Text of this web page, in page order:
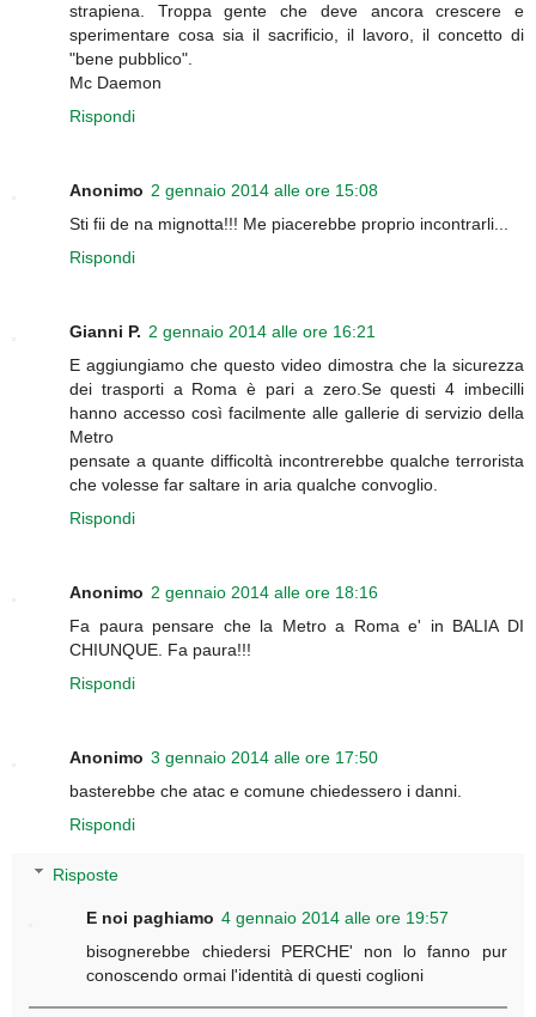
strapiena. Troppa gente che deve ancora crescere e
sperimentare cosa sia il sacrificio, il lavoro, il concetto di
"bene pubblico".
Mc Daemon
Rispondi
Anonimo 2 gennaio 2014 alle ore 15:08
Sti fii de na mignotta!!! Me piacerebbe proprio incontrarli...
Rispondi
Gianni P. 2 gennaio 2014 alle ore 16:21
E aggiungiamo che questo video dimostra che la sicurezza
dei trasporti a Roma è pari a zero.Se questi 4 imbecilli
hanno accesso così facilmente alle gallerie di servizio della
Metro
pensate a quante difficoltà incontrerebbe qualche terrorista
che volesse far saltare in aria qualche convoglio.
Rispondi
Anonimo 2 gennaio 2014 alle ore 18:16
Fa paura pensare che la Metro a Roma e' in BALIA DI
CHIUNQUE. Fa paura!!!
Rispondi
Anonimo 3 gennaio 2014 alle ore 17:50
basterebbe che atac e comune chiedessero i danni.
Rispondi
Risposte
E noi paghiamo 4 gennaio 2014 alle ore 19:57
bisognerebbe chiedersi PERCHE' non lo fanno pur
conoscendo ormai l'identità di questi coglioni